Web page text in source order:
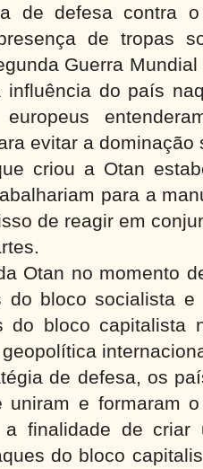
de defesa contra
de tropas
Guerra
influência do país
evitar a
criou a Otan
para a
de reagir em
Otan no momento
do bloco socialista e
do bloco capitalista
de defesa, os
uniram e formaram
a finalidade de criar
do bloco